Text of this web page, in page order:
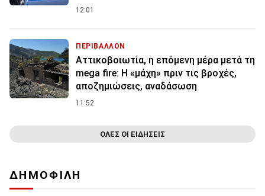
12:01
ΠΕΡΙΒΑΛΛΟΝ
Αττικοβοιωτία, η επόμενη μέρα μετά τη
mega fire: Η «μάχη» πριν τις βροχές,
αποζημιώσεις, αναδάσωση
11:52
ΟΛΕΣ ΟΙ ΕΙΔΗΣΕΙΣ
ΔΗΜΟΦΙΛΗ